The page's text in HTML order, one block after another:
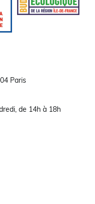
Paris
de 14h à 18h